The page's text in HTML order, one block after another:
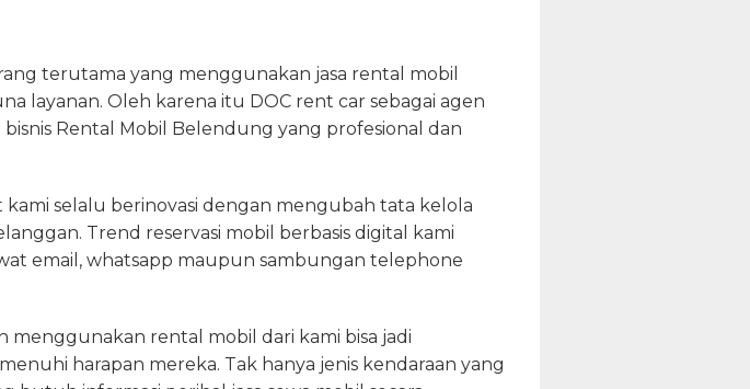
terutama yang menggunakan jasa rental mobil
layanan. Oleh karena itu DOC rent car sebagai agen
Rental Mobil Belendung yang profesional dan
selalu berinovasi dengan mengubah tata kelola
Trend reservasi mobil berbasis digital kami
email, whatsapp maupun sambungan telephone
menggunakan rental mobil dari kami bisa jadi
harapan mereka. Tak hanya jenis kendaraan yang